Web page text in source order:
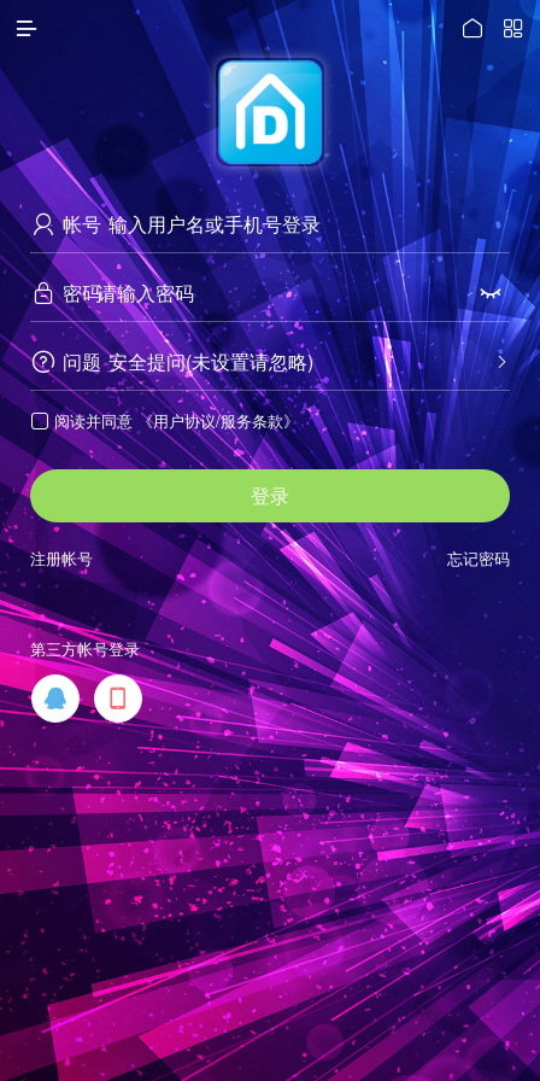
 

 帐号
 密码 
 问题 
安全提问(未设置请忽略)
 阅读并同意 《用户协议/服务条款》
登录
忘记密码
注册帐号
第三方帐号登录
 